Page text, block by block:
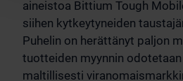
aineistoa Bittium Tough
siihen kytkeytyneiden
Puhelin on herättänyt paljon
tuotteiden myynnin
maltillisesti